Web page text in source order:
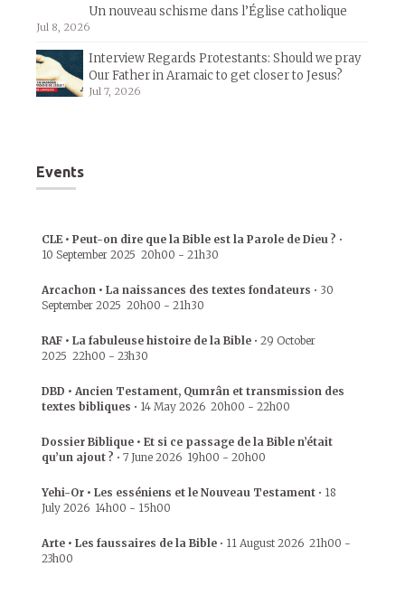
Un nouveau schisme dans l’Église catholique
Jul 8, 2026
Interview Regards Protestants: Should we pray
Our Father in Aramaic to get closer to Jesus?
Jul 7, 2026
Events
CLE • Peut-on dire que la Bible est la Parole de Dieu ? •
10 September 2025 20h00 - 21h30
Arcachon • La naissances des textes fondateurs • 30
September 2025 20h00 - 21h30
RAF • La fabuleuse histoire de la Bible • 29 October
2025 22h00 - 23h30
DBD • Ancien Testament, Qumrân et transmission des
textes bibliques • 14 May 2026 20h00 - 22h00
Dossier Biblique • Et si ce passage de la Bible n’était
qu’un ajout ? • 7 June 2026 19h00 - 20h00
Yehi-Or • Les esséniens et le Nouveau Testament • 18
July 2026 14h00 - 15h00
Arte • Les faussaires de la Bible • 11 August 2026 21h00 -
23h00